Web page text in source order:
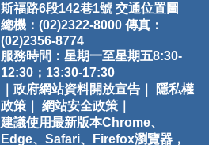
斯福路6段142巷1號 交通位置圖
總機：(02)2322-8000 傳真：
(02)2356-8774
服務時間：星期一至星期五8:30-
12:30；13:30-17:30
｜政府網站資料開放宣告｜
隱私權
政策｜
網站安全政策｜
建議使用最新版本Chrome、
Edge、Safari、Firefox瀏覽器，